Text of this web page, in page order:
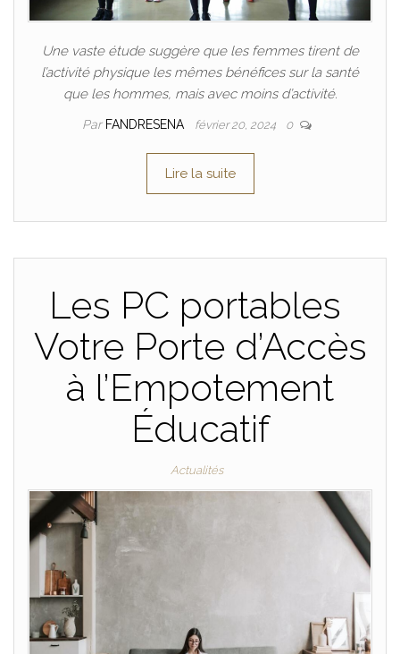
Une vaste étude suggère que les femmes tirent de
l’activité physique les mêmes bénéfices sur la santé
que les hommes, mais avec moins d’activité.
Par FANDRESENA février 20, 2024 0
Lire la suite
Les PC portables
Votre Porte d’Accès
à l’Empotement
Éducatif
Actualités